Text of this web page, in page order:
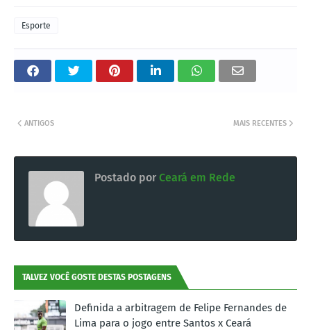
Esporte
MAIS RECENTES
ANTIGOS
Postado por Ceará em Rede
TALVEZ VOCÊ GOSTE DESTAS POSTAGENS
Definida a arbitragem de Felipe Fernandes de
Lima para o jogo entre Santos x Ceará